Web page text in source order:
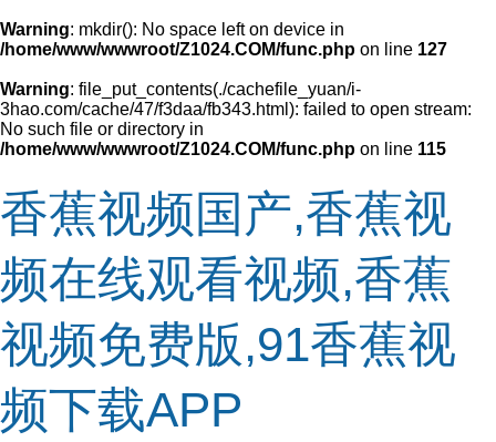
Warning: mkdir(): No space left on device in
/home/www/wwwroot/Z1024.COM/func.php on line 127
Warning: file_put_contents(./cachefile_yuan/i-
3hao.com/cache/47/f3daa/fb343.html): failed to open stream:
No such file or directory in
/home/www/wwwroot/Z1024.COM/func.php on line 115
香蕉视频国产,香蕉视
频在线观看视频,香蕉
视频免费版,91香蕉视
频下载APP